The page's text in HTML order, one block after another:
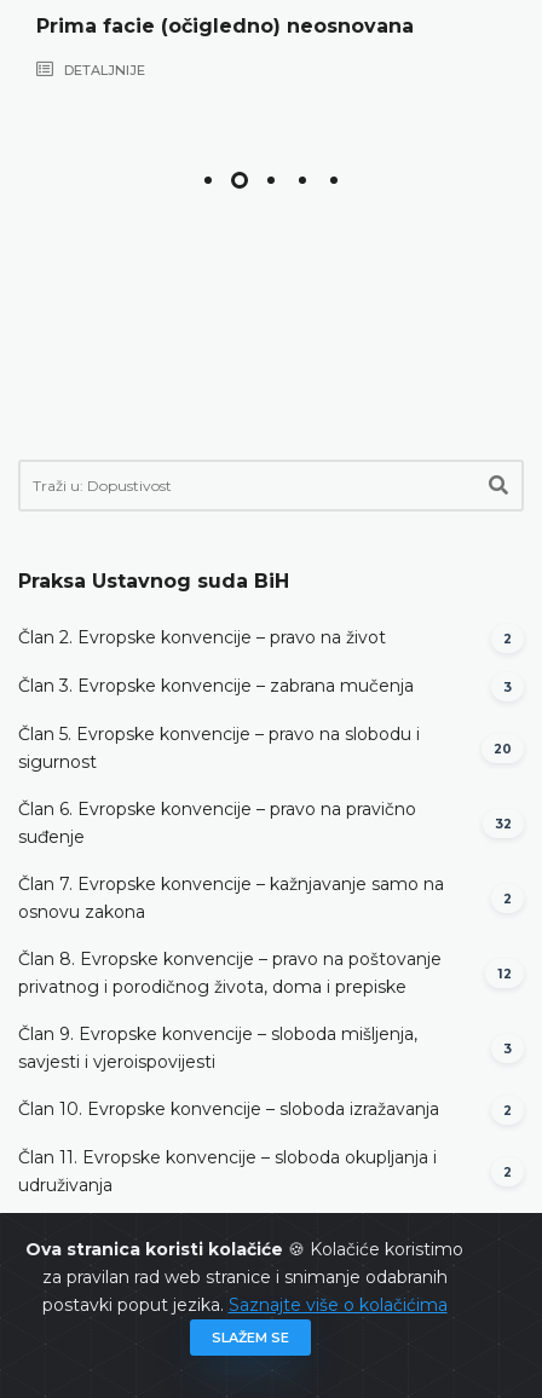
Ova stranica koristi kolačiće 🍪 Kolačiće koristimo
za pravilan rad web stranice i snimanje odabranih
postavki poput jezika. Saznajte više o kolačićima
SLAŽEM SE
Prima facie (očigledno) neosnovana
DETALJNIJE
Praksa Ustavnog suda BiH
Član 2. Evropske konvencije – pravo na život 2
Član 3. Evropske konvencije – zabrana mučenja 3
Član 5. Evropske konvencije – pravo na slobodu i
sigurnost
20
Član 6. Evropske konvencije – pravo na pravično
suđenje
32
Član 7. Evropske konvencije – kažnjavanje samo na
osnovu zakona
2
Član 8. Evropske konvencije – pravo na poštovanje
privatnog i porodičnog života, doma i prepiske
12
Član 9. Evropske konvencije – sloboda mišljenja,
savjesti i vjeroispovijesti
3
Član 10. Evropske konvencije – sloboda izražavanja 2
Član 11. Evropske konvencije – sloboda okupljanja i
udruživanja
2
pravni lijek
Član 14. Evropske konvencije – zabrana diskriminacije
Član 1. Protokola broj 1 uz Evropsku konvenciju –